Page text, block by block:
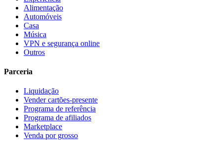
Alimentação
Automóveis
Casa
Música
VPN e segurança online
Outros
Parceria
Liquidação
Vender cartões-presente
Programa de referência
Programa de afiliados
Marketplace
Venda por grosso